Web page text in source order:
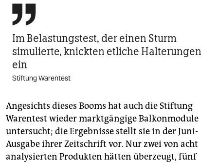

Im Belastungstest, der einen Sturm
simulierte, knickten etliche Halterungen
ein
Stiftung Warentest
Angesichts dieses Booms hat auch die Stiftung
Warentest wieder marktgängige Balkonmodule
untersucht; die Ergebnisse stellt sie in der Juni-
Ausgabe ihrer Zeitschrift vor. Nur zwei von acht
analysierten Produkten hätten überzeugt, fünf